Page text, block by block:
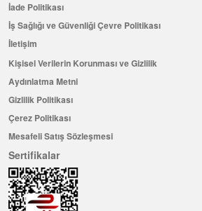
İade Politikası
İş Sağlığı ve Güvenliği Çevre Politikası
İletişim
Kişisel Verilerin Korunması ve Gizlilik
Aydınlatma Metni
Gizlilik Politikası
Çerez Politikası
Mesafeli Satış Sözleşmesi
Sertifikalar